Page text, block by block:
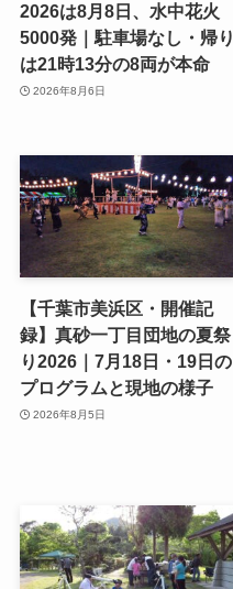
2026は8月8日、水中花火
5000発｜駐車場なし・帰り
は21時13分の8両が本命
2026年8月6日
【千葉市美浜区・開催記
録】真砂一丁目団地の夏祭
り2026｜7月18日・19日の
プログラムと現地の様子
2026年8月5日